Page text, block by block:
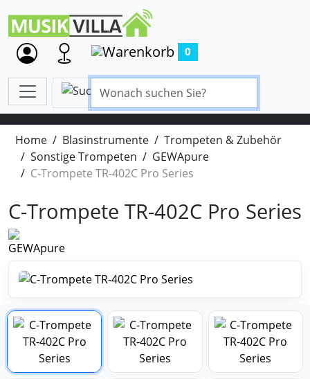
0
Home Blasinstrumente
Trompeten & Zubehör
Sonstige Trompeten
GEWApure
C-Trompete TR-402C Pro Series
C-Trompete TR-402C Pro Series